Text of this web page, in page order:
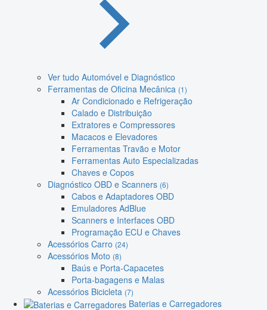
Ver tudo Automóvel e Diagnóstico
Ferramentas de Oficina Mecânica (1)
Ar Condicionado e Refrigeração
Calado e Distribuição
Extratores e Compressores
Macacos e Elevadores
Ferramentas Travão e Motor
Ferramentas Auto Especializadas
Chaves e Copos
Diagnóstico OBD e Scanners (6)
Cabos e Adaptadores OBD
Emuladores AdBlue
Scanners e Interfaces OBD
Programação ECU e Chaves
Acessórios Carro (24)
Acessórios Moto (8)
Baús e Porta-Capacetes
Porta-bagagens e Malas
Acessórios Bicicleta (7)
Baterias e Carregadores